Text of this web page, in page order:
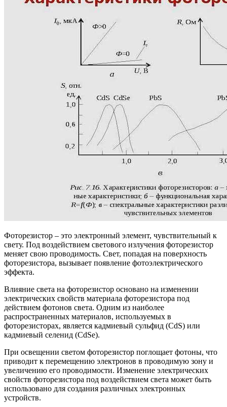
Фоторезистор – это электронный элемент, чувствительный к
свету. Под воздействием светового излучения фоторезистор
меняет свою проводимость. Свет, попадая на поверхность
фоторезистора, вызывает появление фотоэлектрического
эффекта.
Влияние света на фоторезистор основано на изменении
электрических свойств материала фоторезистора под
действием фотонов света. Одним из наиболее
распространенных материалов, используемых в
фоторезисторах, является кадмиевый сульфид (CdS) или
кадмиевый селенид (CdSe).
При освещении светом фоторезистор поглощает фотоны, что
приводит к перемещению электронов в проводимую зону и
увеличению его проводимости. Изменение электрических
свойств фоторезистора под воздействием света может быть
использовано для создания различных электронных
устройств.